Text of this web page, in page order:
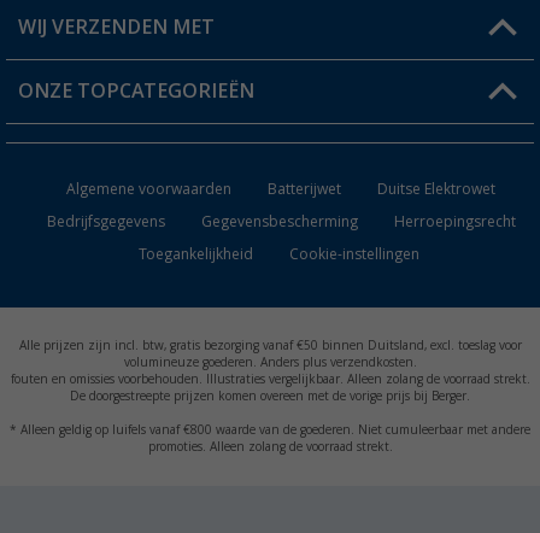
Verlanglijstje
Verzendinformatie
Catalogus
WIJ VERZENDEN MET
ONZE TOPCATEGORIEËN
Keukenaccessoires
Campingmeubilair
Campingtoiletten
Inbouwkachels
Algemene voorwaarden Batterijwet
Duitse Elektrowet
Bedrijfsgegevens
Gegevensbescherming
Herroepingsrecht
Toegankelijkheid
Cookie-instellingen
Alle prijzen zijn incl. btw, gratis bezorging vanaf €50 binnen Duitsland, excl. toeslag voor
volumineuze goederen. Anders plus verzendkosten.
fouten en omissies voorbehouden. Illustraties vergelijkbaar. Alleen zolang de voorraad strekt.
De doorgestreepte prijzen komen overeen met de vorige prijs bij Berger.
* Alleen geldig op luifels vanaf €800 waarde van de goederen. Niet cumuleerbaar met andere
promoties. Alleen zolang de voorraad strekt.